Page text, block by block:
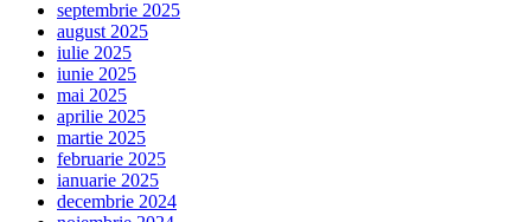
septembrie 2025
august 2025
iulie 2025
iunie 2025
mai 2025
aprilie 2025
martie 2025
februarie 2025
ianuarie 2025
decembrie 2024